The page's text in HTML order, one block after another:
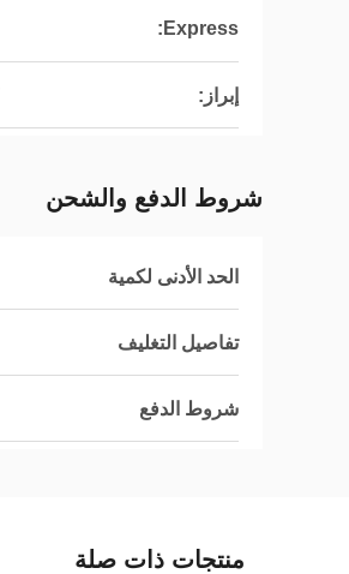
Express:
إبراز:
شروط الدفع والشحن
الحد الأدنى لكمية
تفاصيل التغليف
شروط الدفع
منتجات ذات صلة